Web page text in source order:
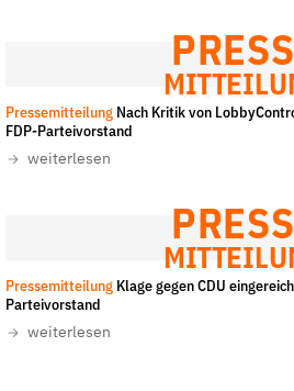
Pressemitteilung Nach Kritik von
FDP-Parteivorstand
weiterlesen
Pressemitteilung Klage gegen CDU
Parteivorstand
weiterlesen